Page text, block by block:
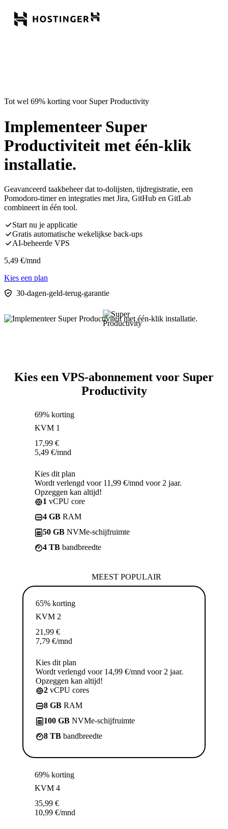
Tot wel 69% korting voor Super Productivity
Implementeer Super
Productiviteit met één-klik
installatie.
Geavanceerd taakbeheer dat to-dolijsten, tijdregistratie, een
Pomodoro-timer en integraties met Jira, GitHub en GitLab
combineert in één tool.
Start nu je applicatie
Gratis automatische wekelijkse back-ups
AI-beheerde VPS
5,49 €/mnd
Kies een plan
30-dagen-geld-terug-garantie
Kies een VPS-abonnement voor Super
Productivity
69% korting
KVM 1
17,99 €
5,49 €/mnd
Kies dit plan
Wordt verlengd voor 11,99 €/mnd voor 2 jaar.
Opzeggen kan altijd!
1 vCPU core
4 GB RAM
50 GB NVMe-schijfruimte
4 TB bandbreedte
MEEST POPULAIR
65% korting
KVM 2
21,99 €
7,79 €/mnd
Kies dit plan
Wordt verlengd voor 14,99 €/mnd voor 2 jaar.
Opzeggen kan altijd!
2 vCPU cores
8 GB RAM
100 GB NVMe-schijfruimte
8 TB bandbreedte
69% korting
KVM 4
35,99 €
10,99 €/mnd